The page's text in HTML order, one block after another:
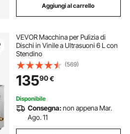
Aggiungi al carrello
VEVOR Macchina per Pulizia di
Dischi in Vinile a Ultrasuoni 6 L con
Stendino
(569)
13590€
Disponibile
Consegna:non appena Mar.
Ago. 11